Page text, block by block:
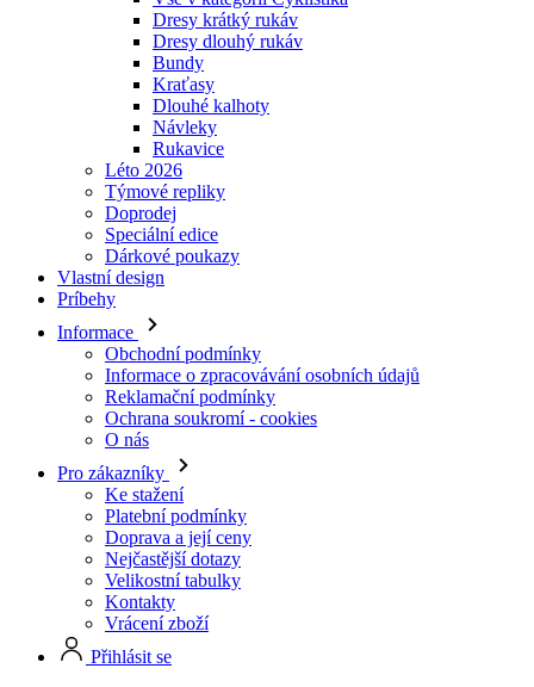
Dresy krátký rukáv
Dresy dlouhý rukáv
Bundy
Kraťasy
Dlouhé kalhoty
Návleky
Rukavice
Léto 2026
Týmové repliky
Doprodej
Speciální edice
Dárkové poukazy
Vlastní design
Príbehy
Informace
Obchodní podmínky
Informace o zpracovávání osobních údajů
Reklamační podmínky
Ochrana soukromí - cookies
O nás
Pro zákazníky
Ke stažení
Platební podmínky
Doprava a její ceny
Nejčastější dotazy
Velikostní tabulky
Kontakty
Vrácení zboží
Přihlásit se